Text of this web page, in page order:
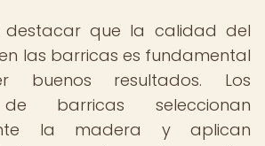
destacar que la calidad del
las barricas es fundamental
buenos resultados. Los
barricas seleccionan
la madera y aplican